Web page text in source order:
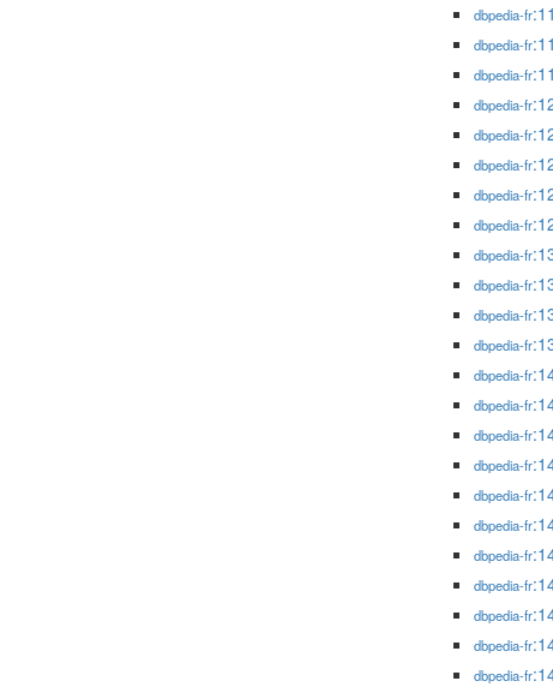
dbpedia-fr
dbpedia-fr
dbpedia-fr
dbpedia-fr
dbpedia-fr
dbpedia-fr
dbpedia-fr
dbpedia-fr
dbpedia-fr
dbpedia-fr
dbpedia-fr
dbpedia-fr
dbpedia-fr
dbpedia-fr
dbpedia-fr
dbpedia-fr
dbpedia-fr
dbpedia-fr
dbpedia-fr
dbpedia-fr
dbpedia-fr
dbpedia-fr
dbpedia-fr